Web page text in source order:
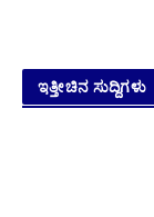
ಇತ್ತೀಚಿನ ಸುದ್ದಿಗಳು